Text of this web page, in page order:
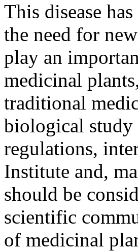
This disease
the need for
play an
medicinal
traditional
biological study
regulations,
Institute and,
should be
scientific
of medicinal